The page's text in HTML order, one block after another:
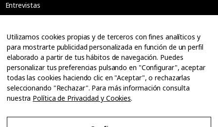
Entrevistas
Ópticos
Cuadernos
Guías
Dossier
Anuarios
Ofertas de empleo
Utilizamos cookies propias y de terceros con fines analíticos y
para mostrarte publicidad personalizada en función de un perfil
elaborado a partir de tus hábitos de navegación. Puedes
personalizar tus preferencias pulsando en "Configurar", aceptar
todas las cookies haciendo clic en "Aceptar", o rechazarlas
seleccionando "Rechazar". Para más información consulta
nuestra Política de Privacidad y Cookies.